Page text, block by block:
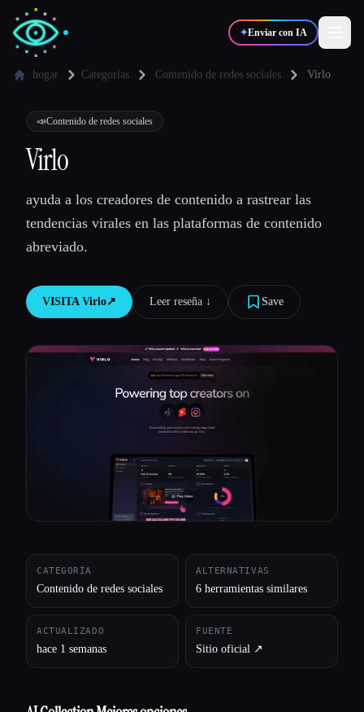
✦Enviar con IA
✍️Escritores
💻
🎓Estudiantes 🎬Creadores
Blog
Comparar herramientas
Todas las categorías
hogar Categorías Contenido de redes sociales Virlo
📣Contenido de redes sociales
Virlo
ayuda a los creadores de contenido a rastrear las
tendencias virales en las plataformas de contenido
abreviado.
VISITA Virlo↗︎ Leer reseña ↓︎ Save
CATEGORÍA
Contenido de redes sociales
ALTERNATIVAS
6 herramientas similares
ACTUALIZADO
hace 1 semanas
FUENTE
Sitio oficial ↗︎